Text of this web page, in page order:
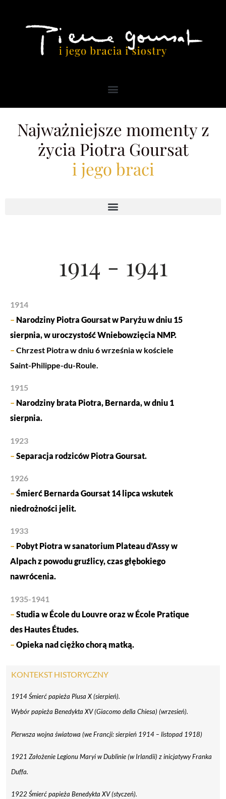
Najważniejsze momenty z
życia Piotra Goursat
i jego braci
1914 - 1941
1914
– Narodziny Piotra Goursat w Paryżu w dniu 15
sierpnia, w uroczystość Wniebowzięcia NMP.
– Chrzest Piotra w dniu 6 września w kościele
Saint-Philippe-du-Roule.
1915
– Narodziny brata Piotra, Bernarda, w dniu 1
sierpnia.
1923
– Separacja rodziców Piotra Goursat.
1926
– Śmierć Bernarda Goursat 14 lipca wskutek
niedrożności jelit.
1933
– Pobyt Piotra w sanatorium Plateau d’Assy w
Alpach z powodu gruźlicy, czas głębokiego
nawrócenia.
1935-1941
– Studia w École du Louvre oraz w École Pratique
des Hautes Études.
– Opieka nad ciężko chorą matką.
KONTEKST HISTORYCZNY
1914 Śmierć papieża Piusa X (sierpień).
Wybór papieża Benedykta XV (Giacomo della Chiesa) (wrzesień).
Pierwsza wojna światowa (we Francji: sierpień 1914 – listopad 1918)
1921 Założenie Legionu Maryi w Dublinie (w Irlandii) z inicjatywy Franka
Duffa.
1922 Śmierć papieża Benedykta XV (styczeń).